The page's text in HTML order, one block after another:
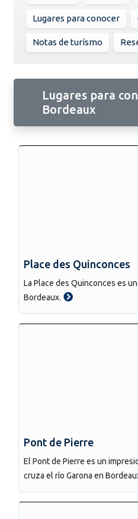
Lugares para conocer
Notas de turísmo
Lugares para
Bordeaux
Place des Quinconces
La Place des Quinconces es
Bordeaux.
Pont de Pierre
El Pont de Pierre es un
cruza el río Garona en